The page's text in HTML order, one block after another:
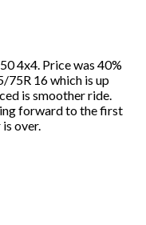
4x4. Price was 40%
75R 16 which is up
is smoother ride.
forward to the first
over.